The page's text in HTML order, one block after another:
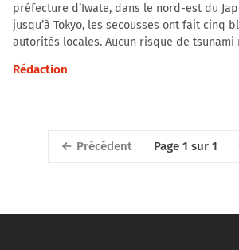
préfecture d’Iwate, dans le nord-est du
jusqu’à Tokyo, les secousses ont fait cinq
autorités locales. Aucun risque de tsunami
Rédaction
Précédent Page 1 sur 1